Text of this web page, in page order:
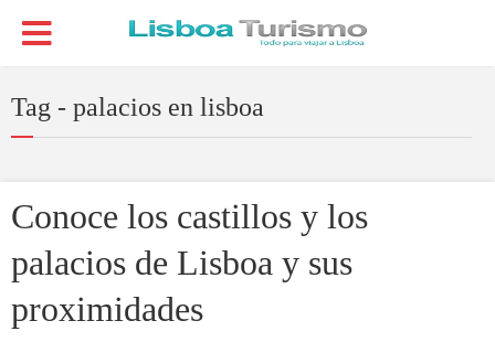
Tag - palacios en lisboa
Conoce los castillos y los
palacios de Lisboa y sus
proximidades